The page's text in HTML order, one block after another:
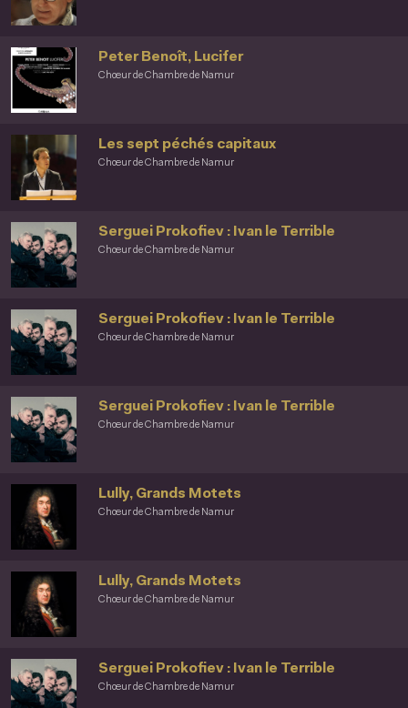
Chœur de Chambre de Namur
Peter Benoît, Lucifer
Chœur de Chambre de Namur
Les sept péchés capitaux
Chœur de Chambre de Namur
Serguei Prokofiev : Ivan le Terrible
Chœur de Chambre de Namur
Serguei Prokofiev : Ivan le Terrible
Chœur de Chambre de Namur
Serguei Prokofiev : Ivan le Terrible
Chœur de Chambre de Namur
Lully, Grands Motets
Chœur de Chambre de Namur
Lully, Grands Motets
Chœur de Chambre de Namur
Serguei Prokofiev : Ivan le Terrible